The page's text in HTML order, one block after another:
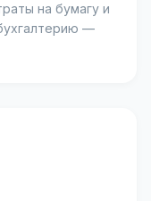
на бумагу и
—